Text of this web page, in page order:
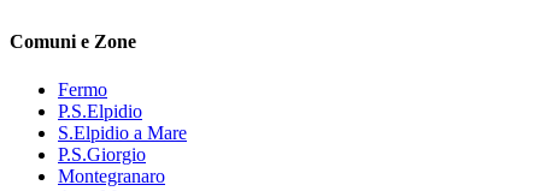
Comuni e Zone
Fermo
P.S.Elpidio
S.Elpidio a Mare
P.S.Giorgio
Montegranaro